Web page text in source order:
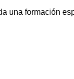
una formación